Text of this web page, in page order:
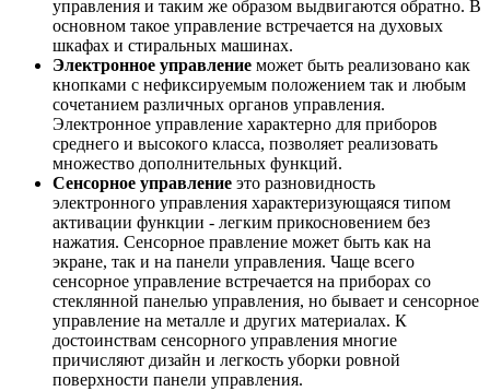
управления и таким же образом выдвигаются обратно. В
основном такое управление встречается на духовых
шкафах и стиральных машинах.
Электронное управление может быть реализовано как
кнопками с нефиксируемым положением так и любым
сочетанием различных органов управления.
Электронное управление характерно для приборов
среднего и высокого класса, позволяет реализовать
множество дополнительных функций.
Сенсорное управление это разновидность
электронного управления характеризующаяся типом
активации функции - легким прикосновением без
нажатия. Сенсорное правление может быть как на
экране, так и на панели управления. Чаще всего
сенсорное управление встречается на приборах со
стеклянной панелью управления, но бывает и сенсорное
управление на металле и других материалах. К
достоинствам сенсорного управления многие
причисляют дизайн и легкость уборки ровной
поверхности панели управления.